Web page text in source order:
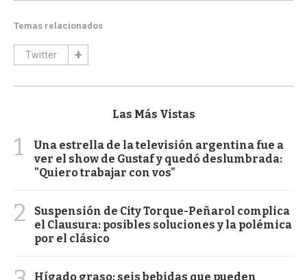
Temas relacionados
Twitter
Las Más Vistas
1
Una estrella de la televisión argentina fue a
ver el show de Gustaf y quedó deslumbrada:
"Quiero trabajar con vos"
2
Suspensión de City Torque-Peñarol complica
el Clausura: posibles soluciones y la polémica
por el clásico
Hígado graso: seis bebidas que pueden